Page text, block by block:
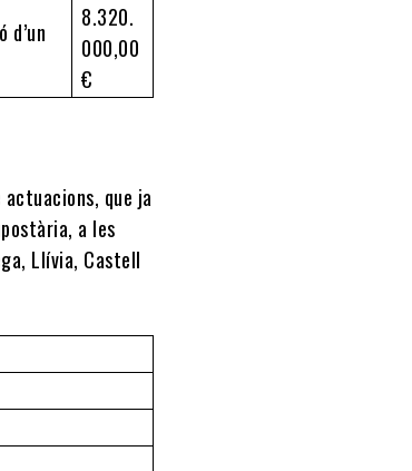
8.320.
000,00
€
actuacions, que ja
a les
Llívia, Castell